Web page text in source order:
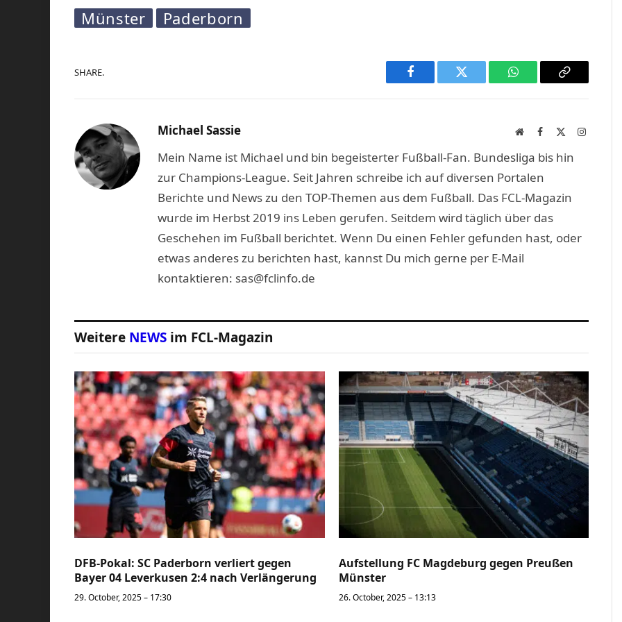
Münster Paderborn
SHARE.
Facebook Twitter WhatsAppCopy
Michael Sassie WebsiteFacebook
Mein Name ist Michael und bin begeisterter Fußball-Fan. Bundesliga bis hin
zur Champions-League. Seit Jahren schreibe ich auf diversen Portalen
Berichte und News zu den TOP-Themen aus dem Fußball. Das FCL-Magazin
wurde im Herbst 2019 ins Leben gerufen. Seitdem wird täglich über das
Geschehen im Fußball berichtet. Wenn Du einen Fehler gefunden hast, oder
etwas anderes zu berichten hast, kannst Du mich gerne per E-Mail
kontaktieren: sas@fclinfo.de
Weitere NEWS im FCL-Magazin
DFB-Pokal: SC Paderborn verliert gegen
Bayer 04 Leverkusen 2:4 nach Verlängerung
29. October, 2025 – 17:30
Aufstellung FC Magdeburg gegen Preußen
Münster
26. October, 2025 – 13:13